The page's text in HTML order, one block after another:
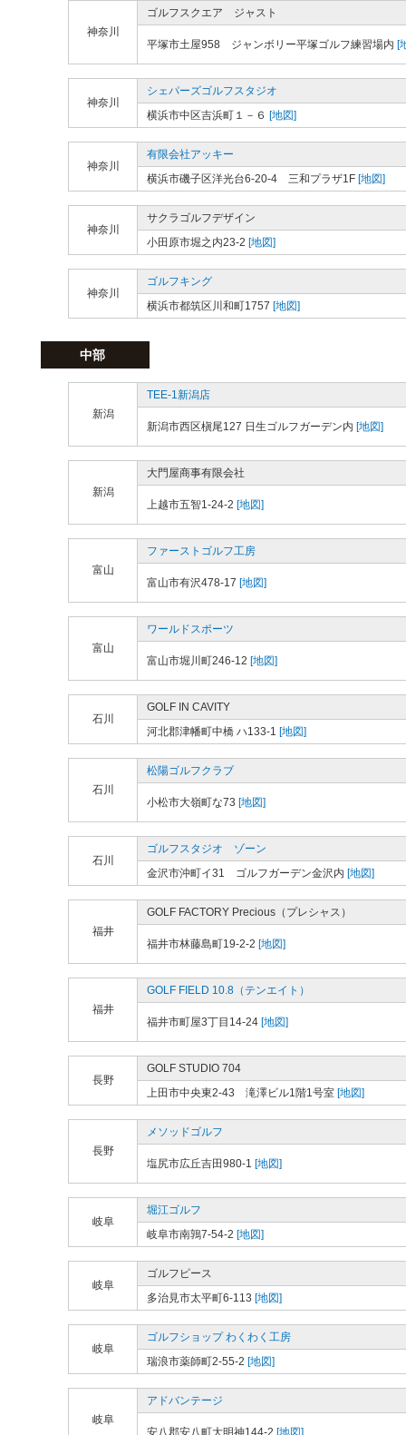
神奈川
ゴルフスクエア ジャスト
平塚市土屋958 ジャンボリー平塚ゴルフ練習場内 [
神奈川
シェパーズゴルフスタジオ
横浜市中区吉浜町１－６ [地図]
神奈川
有限会社アッキー
横浜市磯子区洋光台6-20-4 三和プラザ1F [地図]
神奈川
サクラゴルフデザイン
小田原市堀之内23-2 [地図]
神奈川
ゴルフキング
横浜市都筑区川和町1757 [地図]
中部
新潟
TEE-1新潟店
新潟市西区槇尾127 日生ゴルフガーデン内 [地図]
新潟
大門屋商事有限会社
上越市五智1-24-2 [地図]
富山
ファーストゴルフ工房
富山市有沢478-17 [地図]
富山
ワールドスポーツ
富山市堀川町246-12 [地図]
石川
GOLF IN CAVITY
河北郡津幡町中橋 ハ133-1 [地図]
石川
松陽ゴルフクラブ
小松市大嶺町な73 [地図]
石川
ゴルフスタジオ ゾーン
金沢市沖町イ31 ゴルフガーデン金沢内 [地図]
福井
GOLF FACTORY Precious（プレシャス）
福井市林藤島町19-2-2 [地図]
福井
GOLF FIELD 10.8（テンエイト）
福井市町屋3丁目14-24 [地図]
長野
GOLF STUDIO 704
上田市中央東2-43 滝澤ビル1階1号室 [地図]
長野
メソッドゴルフ
塩尻市広丘吉田980-1 [地図]
岐阜
堀江ゴルフ
岐阜市南鶉7-54-2 [地図]
岐阜
ゴルフピース
多治見市太平町6-113 [地図]
岐阜
ゴルフショップ わくわく工房
瑞浪市薬師町2-55-2 [地図]
岐阜
アドバンテージ
安八郡安八町大明神144-2 [地図]